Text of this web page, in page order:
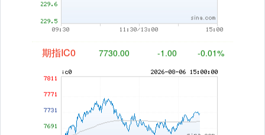
期指IC0 7730.00 -1.00 -0.01%